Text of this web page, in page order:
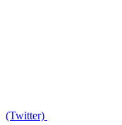
(Twitter)